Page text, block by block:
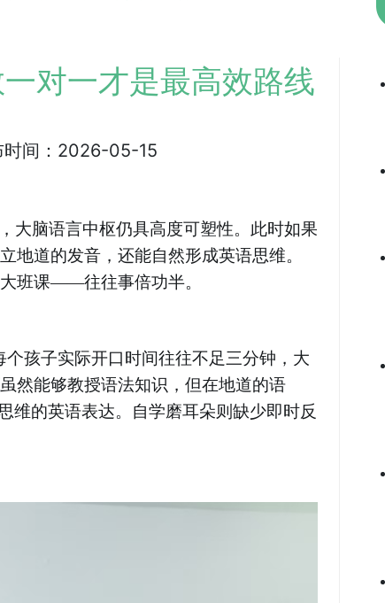
对一才是最高效路线
时间：2026-05-15
大脑语言中枢仍具高度可塑性。此时如果
地道的发音，还能自然形成英语思维。
班课——往往事倍功半。
个孩子实际开口时间往往不足三分钟，大
虽然能够教授语法知识，但在地道的语
维的英语表达。自学磨耳朵则缺少即时反